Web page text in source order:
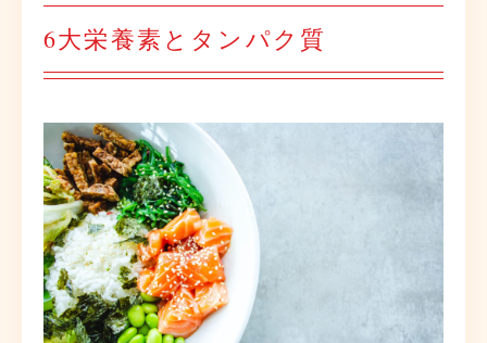
6大栄養素とタンパク質